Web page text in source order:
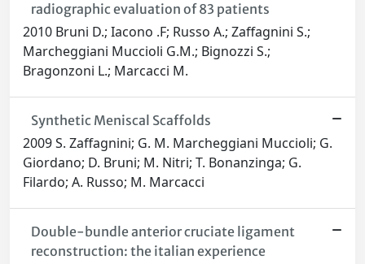
radiographic evaluation of 83 patients
2010 Bruni D.; Iacono .F; Russo A.; Zaffagnini S.;
Marcheggiani Muccioli G.M.; Bignozzi S.;
Bragonzoni L.; Marcacci M.
Synthetic Meniscal Scaffolds
2009 S. Zaffagnini; G. M. Marcheggiani Muccioli; G.
Giordano; D. Bruni; M. Nitri; T. Bonanzinga; G.
Filardo; A. Russo; M. Marcacci
Double-bundle anterior cruciate ligament
reconstruction: the italian experience